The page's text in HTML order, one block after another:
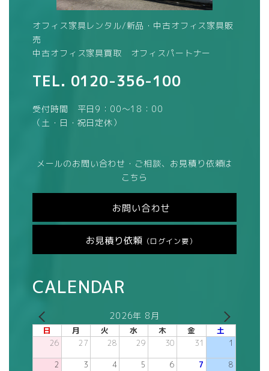
オフィス家具レンタル/新品・中古オフィス家具販
売
中古オフィス家具買取 オフィスパートナー
TEL. 0120-356-100
受付時間 平日9：00～18：00
（土・日・祝日定休）
メールのお問い合わせ・ご相談、お見積り依頼は
こちら
お問い合わせ
お見積り依頼 （ログイン要）
CALENDAR
2026年 8月
日 月 火 水 木 金 土
26 27 28 29 30 31 1
2 3 4 5 6 7 8